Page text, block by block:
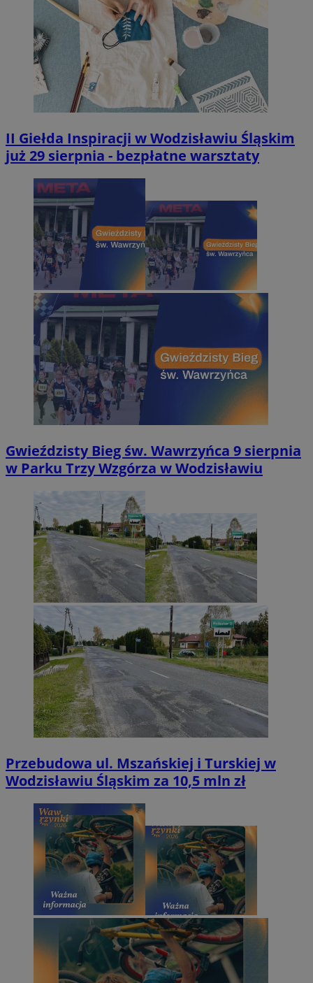
II Giełda Inspiracji w Wodzisławiu Śląskim
już 29 sierpnia - bezpłatne warsztaty
Gwieździsty Bieg św. Wawrzyńca 9 sierpnia
w Parku Trzy Wzgórza w Wodzisławiu
Przebudowa ul. Mszańskiej i Turskiej w
Wodzisławiu Śląskim za 10,5 mln zł